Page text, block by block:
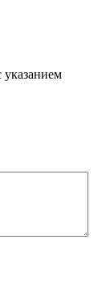
указанием